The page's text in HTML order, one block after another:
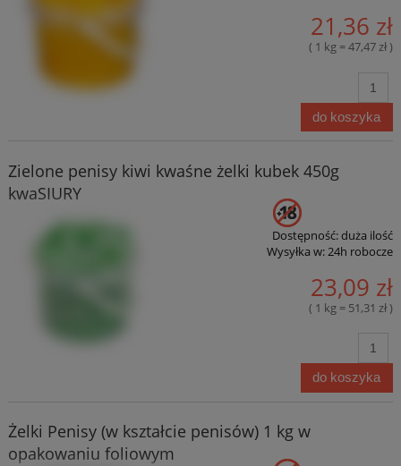
21,36 zł
( 1 kg = 47,47 zł )
do koszyka
Zielone penisy kiwi kwaśne żelki kubek 450g
kwaSIURY
Dostępność:duża ilość
Wysyłka w:24h robocze
23,09 zł
( 1 kg = 51,31 zł )
do koszyka
Żelki Penisy (w kształcie penisów) 1 kg w
opakowaniu foliowym